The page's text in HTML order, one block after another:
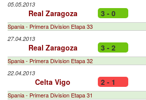
05.05.2013
Real Zaragoza 3 - 0
Spania - Primera Division Etapa 33
27.04.2013
Real Zaragoza 3 - 2
Spania - Primera Division Etapa 32
22.04.2013
Celta Vigo 2 - 1
Spania - Primera Division Etapa 31